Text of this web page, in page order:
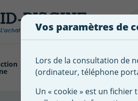
Revêtement
Piscine
Pompe
Filtration
Vos paramètres de
Lors de la consultation de
(ordinateur, téléphone
Un « cookie » est un fichier